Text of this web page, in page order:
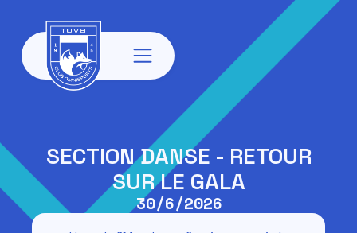
SECTION DANSE - RETOUR
SUR LE GALA
30/6/2026